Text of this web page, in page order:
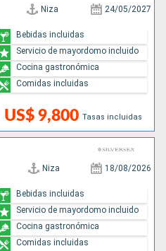
Niza 24/05/2027
US$ 9,800 Tasas incluidas
Bebidas incluidas
Servicio de mayordomo incluido
Cocina gastronómica
Comidas incluidas
Niza 18/08/2026
Bebidas incluidas
Servicio de mayordomo incluido
Cocina gastronómica
Comidas incluidas